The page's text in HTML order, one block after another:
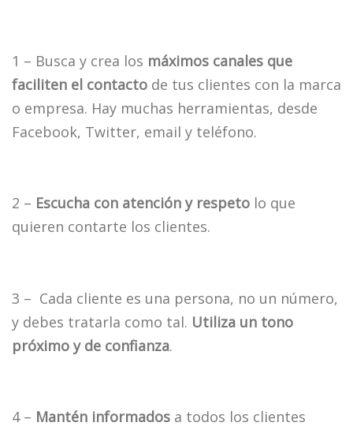
1 – Busca y crea los máximos canales que
faciliten el contacto de tus clientes con la marca
o empresa. Hay muchas herramientas, desde
Facebook, Twitter, email y teléfono.
2 – Escucha con atención y respeto lo que
quieren contarte los clientes.
3 – Cada cliente es una persona, no un número,
y debes tratarla como tal. Utiliza un tono
próximo y de confianza.
4 – Mantén informados a todos los clientes